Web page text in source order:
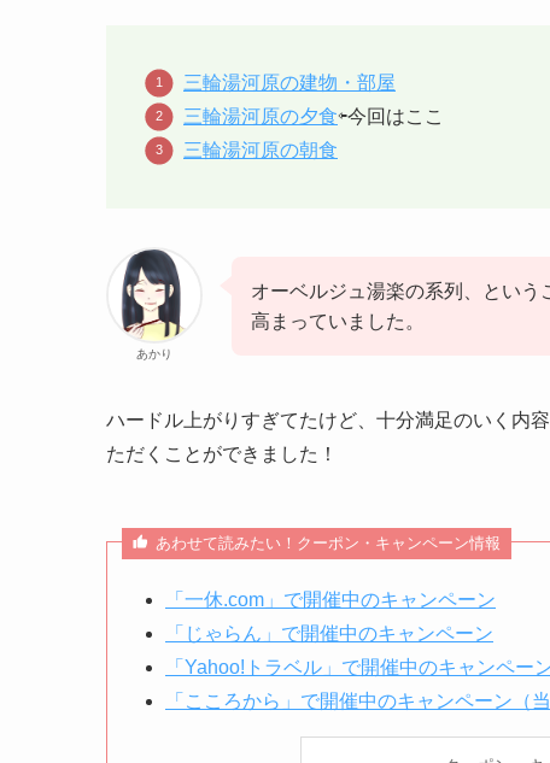
三輪湯河原の建物・部屋
三輪湯河原の夕食⇦今回はここ
三輪湯河原の朝食
あかり
オーベルジュ湯楽の系列、という
高まっていました。
ハードル上がりすぎてたけど、十分満足のいく内
ただくことができました！
あわせて読みたい！クーポン・キャンペーン情報
「一休.com」で開催中のキャンペーン
「じゃらん」で開催中のキャンペーン
「Yahoo!トラベル」で開催中のキャンペー
「こころから」で開催中のキャンペーン（